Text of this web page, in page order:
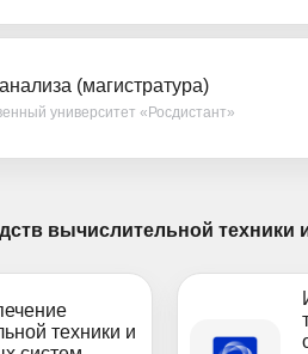
(магистратура)
университет «Росдистант»
вычислительной техники
техники и